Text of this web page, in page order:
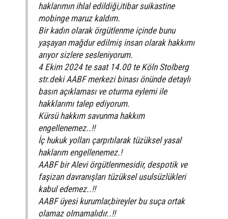
haklarımın ihlal edildiği,itibar suikastine
mobinge maruz kaldım.
Bir kadın olarak örgütlenme içinde bunu
yaşayan mağdur edilmiş insan olarak hakkımı
arıyor sizlere sesleniyorum.
4 Ekim 2024 te saat 14.00 te Köln Stolberg
str.deki AABF merkezi binası önünde detaylı
basın açıklaması ve oturma eylemi ile
hakklarımı talep ediyorum.
Kürsü hakkım savunma hakkım
engellenemez..!!
İç hukuk yolları çarpıtılarak tüzüksel yasal
haklarım engellenemez.!
AABF bir Alevi örgütlenmesidir, despotik ve
faşizan davranışları tüzüksel usulsüzlükleri
kabul edemez..!!
AABF üyesi kurumlar,bireyler bu suça ortak
olamaz olmamalıdır..!!